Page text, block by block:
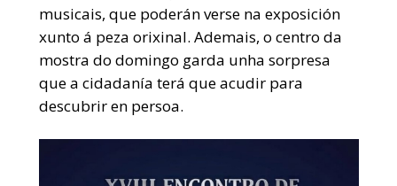
musicais, que poderán verse na exposición
xunto á peza orixinal. Ademais, o centro da
mostra do domingo garda unha sorpresa
que a cidadanía terá que acudir para
descubrir en persoa.